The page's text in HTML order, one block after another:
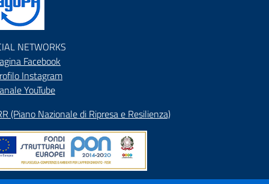
NETWORKS
Facebook
Instagram
YouTube
(Piano Nazionale di Ripresa e Resilienza)